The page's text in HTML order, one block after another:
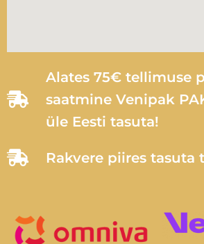
Alates 75€ tellimuse
saatmine Venipak
üle Eesti tasuta!
Rakvere piires tasuta